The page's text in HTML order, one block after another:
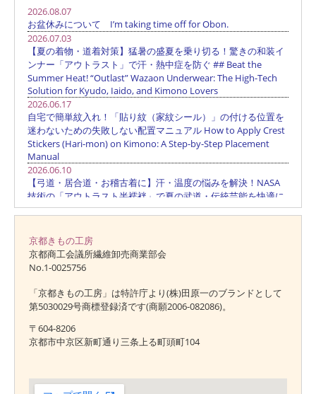
京都きもの工房
京都商工会議所繊維卸売商業部会
No.1-0025756
「京都きもの工房」は特許庁より(株)田原一のブランドとして
第5030029号商標登録済です(商願2006-082086)。
〒604-8206
京都市中京区新町通り三条上る町頭町104